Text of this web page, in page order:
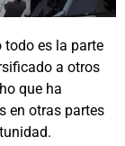
todo es la parte
a otros
que ha
en otras partes